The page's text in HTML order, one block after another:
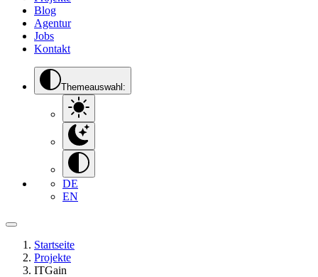
Blog
Agentur
Jobs
Kontakt
Themeauswahl:
DE
EN
Startseite
Projekte
ITGain